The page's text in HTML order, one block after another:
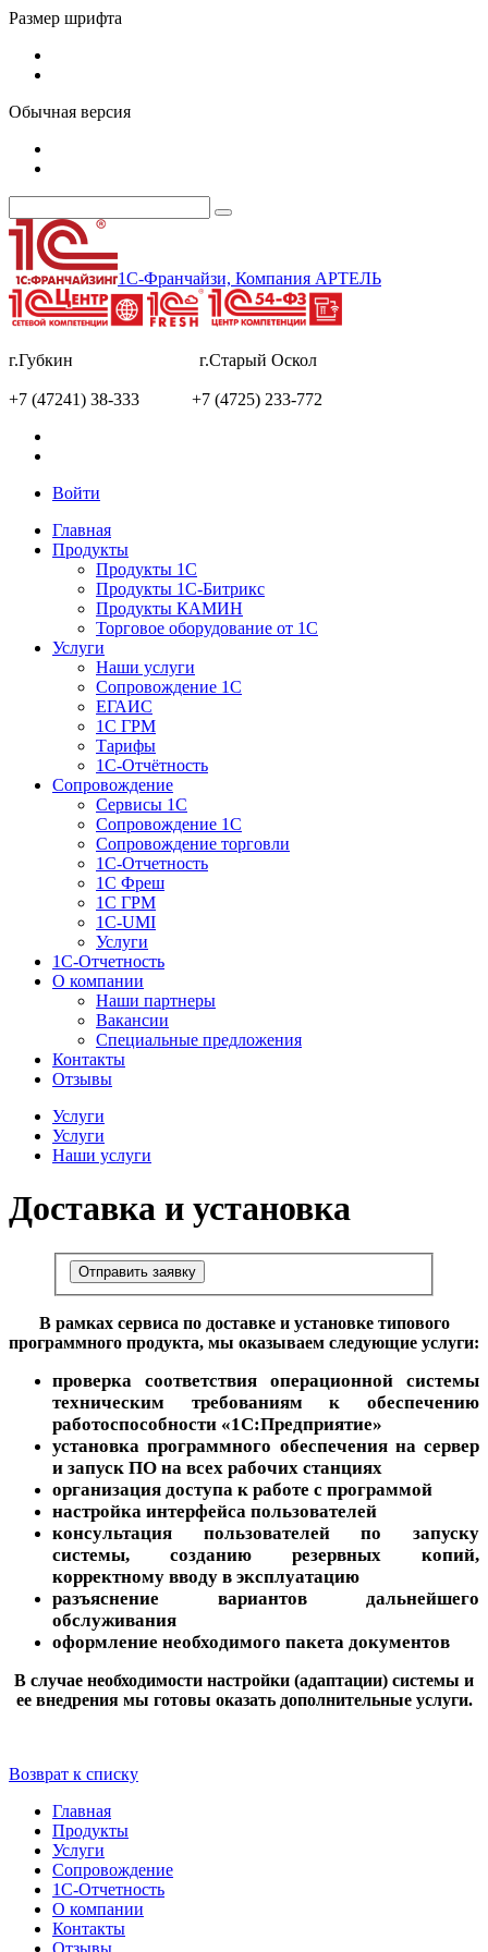
Размер шрифта
Обычная версия
1С-Франчайзи, Компания АРТЕЛЬ
г.Губкин г.Старый Оскол
+7 (47241) 38-333 +7 (4725) 233-772
Войти
Главная
Продукты
Продукты 1С
Продукты 1С-Битрикс
Продукты КАМИН
Торговое оборудование от 1С
Услуги
Наши услуги
Сопровождение 1С
ЕГАИС
1С ГРМ
Тарифы
1С-Отчётность
Сопровождение
Сервисы 1С
Сопровождение 1С
Сопровождение торговли
1С-Отчетность
1С Фреш
1С ГРМ
1C-UMI
Услуги
1С-Отчетность
О компании
Наши партнеры
Вакансии
Специальные предложения
Контакты
Отзывы
Услуги
Услуги
Наши услуги
Доставка и установка
Отправить заявку
В рамках сервиса по доставке и установке типового
программного продукта, мы оказываем следующие услуги:
проверка соответствия операционной системы
техническим требованиям к обеспечению
работоспособности «1С:Предприятие»
установка программного обеспечения на сервер
и запуск ПО на всех рабочих станциях
организация доступа к работе с программой
настройка интерфейса пользователей
консультация пользователей по запуску
системы, созданию резервных копий,
корректному вводу в эксплуатацию
разъяснение вариантов дальнейшего
обслуживания
оформление необходимого пакета документов
В случае необходимости настройки (адаптации) системы и
ее внедрения мы готовы оказать дополнительные услуги.
Возврат к списку
Главная
Продукты
Услуги
Сопровождение
1С-Отчетность
О компании
Контакты